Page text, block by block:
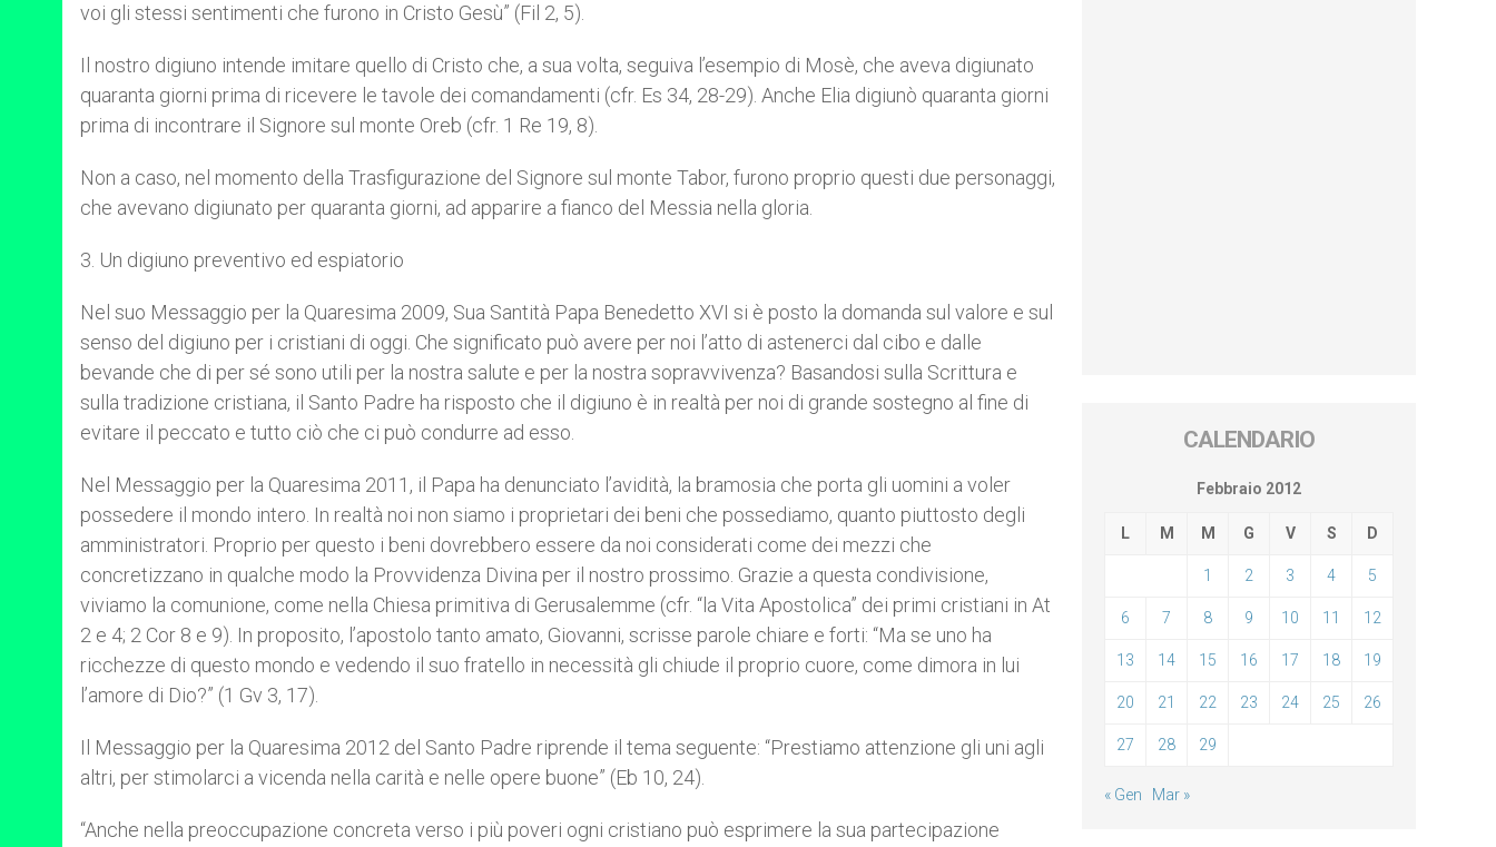
voi gli stessi sentimenti che furono in Cristo Gesù” (Fil 2, 5).
Il nostro digiuno intende imitare quello di Cristo che, a sua volta, seguiva l’esempio di Mosè, che aveva digiunato
quaranta giorni prima di ricevere le tavole dei comandamenti (cfr. Es 34, 28-29). Anche Elia digiunò quaranta giorni
prima di incontrare il Signore sul monte Oreb (cfr. 1 Re 19, 8).
Non a caso, nel momento della Trasfigurazione del Signore sul monte Tabor, furono proprio questi due personaggi,
che avevano digiunato per quaranta giorni, ad apparire a fianco del Messia nella gloria.
3. Un digiuno preventivo ed espiatorio
Nel suo Messaggio per la Quaresima 2009, Sua Santità Papa Benedetto XVI si è posto la domanda sul valore e sul
senso del digiuno per i cristiani di oggi. Che significato può avere per noi l’atto di astenerci dal cibo e dalle
bevande che di per sé sono utili per la nostra salute e per la nostra sopravvivenza? Basandosi sulla Scrittura e
sulla tradizione cristiana, il Santo Padre ha risposto che il digiuno è in realtà per noi di grande sostegno al fine di
evitare il peccato e tutto ciò che ci può condurre ad esso.
Nel Messaggio per la Quaresima 2011, il Papa ha denunciato l’avidità, la bramosia che porta gli uomini a voler
possedere il mondo intero. In realtà noi non siamo i proprietari dei beni che possediamo, quanto piuttosto degli
amministratori. Proprio per questo i beni dovrebbero essere da noi considerati come dei mezzi che
concretizzano in qualche modo la Provvidenza Divina per il nostro prossimo. Grazie a questa condivisione,
viviamo la comunione, come nella Chiesa primitiva di Gerusalemme (cfr. “la Vita Apostolica” dei primi cristiani in At
2 e 4; 2 Cor 8 e 9). In proposito, l’apostolo tanto amato, Giovanni, scrisse parole chiare e forti: “Ma se uno ha
ricchezze di questo mondo e vedendo il suo fratello in necessità gli chiude il proprio cuore, come dimora in lui
l’amore di Dio?” (1 Gv 3, 17).
Il Messaggio per la Quaresima 2012 del Santo Padre riprende il tema seguente: “Prestiamo attenzione gli uni agli
altri, per stimolarci a vicenda nella carità e nelle opere buone” (Eb 10, 24).
“Anche nella preoccupazione concreta verso i più poveri ogni cristiano può esprimere la sua partecipazione
CALENDARIO
Febbraio 2012
L M M G V S D
1 2 3 4 5
6 7 8 9 10 11 12
13 14 15 16 17 18 19
20 21 22 23 24 25 26
27 28 29
« Gen Mar »